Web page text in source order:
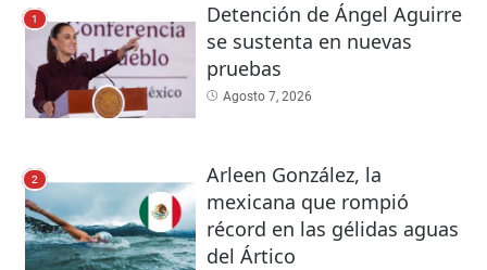
1
Detención de Ángel Aguirre
se sustenta en nuevas
pruebas
Agosto 7, 2026
2
Arleen González, la
mexicana que rompió
récord en las gélidas aguas
del Ártico